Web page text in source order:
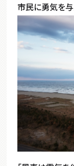
市民に勇気を与